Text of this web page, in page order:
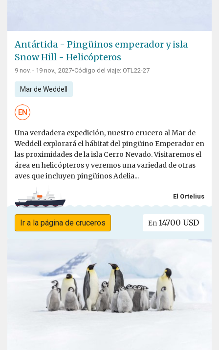
Antártida - Pingüinos emperador y isla
Snow Hill - Helicópteros
9 nov. - 19 nov., 2027•Código del viaje: OTL22-27
Mar de Weddell
EN
Una verdadera expedición, nuestro crucero al Mar de
Weddell explorará el hábitat del pingüino Emperador en
las proximidades de la isla Cerro Nevado. Visitaremos el
área en helicópteros y veremos una variedad de otras
aves que incluyen pingüinos Adelia...
El Ortelius
Ir a la página de cruceros En 14700 USD